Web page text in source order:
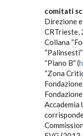
comitati
Direzione
CRTrieste,
Collana
“Piano B” (
“Zona
Accademia